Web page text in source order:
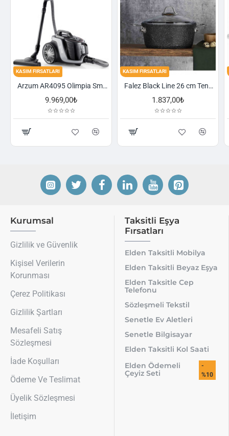
Arzum AR4095 Olimpia Smart Cyclone Filtreli Süpürge - Füme Falez Black Line 26 cm Tencere
KASIM FIRSATLARI
Kurumsal
Gizlilik ve Güvenlik
Kişisel Verilerin
Korunması
Çerez Politikası
Gizlilik Şartları
Mesafeli Satış
Sözleşmesi
İade Koşulları
Ödeme Ve Teslimat
Üyelik Sözleşmesi
İletişim
Taksitli Eşya
Fırsatları
Elden Taksitli Mobilya
Elden Taksitli Beyaz Eşya
Elden Taksitle Cep
Telefonu
Sözleşmeli Tekstil
Senetle Ev Aletleri
Senetle Bilgisayar
Elden Taksitli Kol Saati
Elden Ödemeli
Çeyiz Seti
-
%10